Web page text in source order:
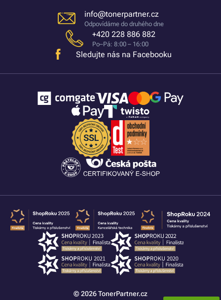
info@tonerpartner.cz
Odpovídáme do druhého dne
+420 228 886 882
Po–Pá: 8:00 – 16:00
Sledujte nás na Facebooku
© 2026 TonerPartner.cz